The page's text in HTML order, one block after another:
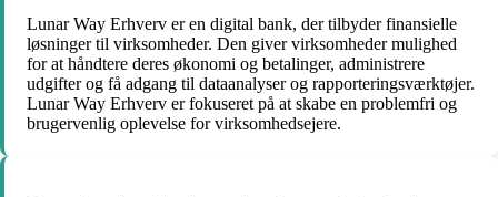
Lunar Way Erhverv er en digital bank, der tilbyder finansielle
løsninger til virksomheder. Den giver virksomheder mulighed
for at håndtere deres økonomi og betalinger, administrere
udgifter og få adgang til dataanalyser og rapporteringsværktøjer.
Lunar Way Erhverv er fokuseret på at skabe en problemfri og
brugervenlig oplevelse for virksomhedsejere.